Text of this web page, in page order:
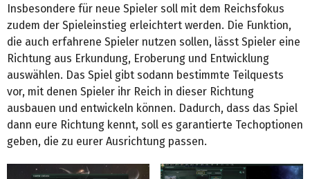
Insbesondere für neue Spieler soll mit dem Reichsfokus
zudem der Spieleinstieg erleichtert werden. Die Funktion,
die auch erfahrene Spieler nutzen sollen, lässt Spieler eine
Richtung aus Erkundung, Eroberung und Entwicklung
auswählen. Das Spiel gibt sodann bestimmte Teilquests
vor, mit denen Spieler ihr Reich in dieser Richtung
ausbauen und entwickeln können. Dadurch, dass das Spiel
dann eure Richtung kennt, soll es garantierte Techoptionen
geben, die zu eurer Ausrichtung passen.